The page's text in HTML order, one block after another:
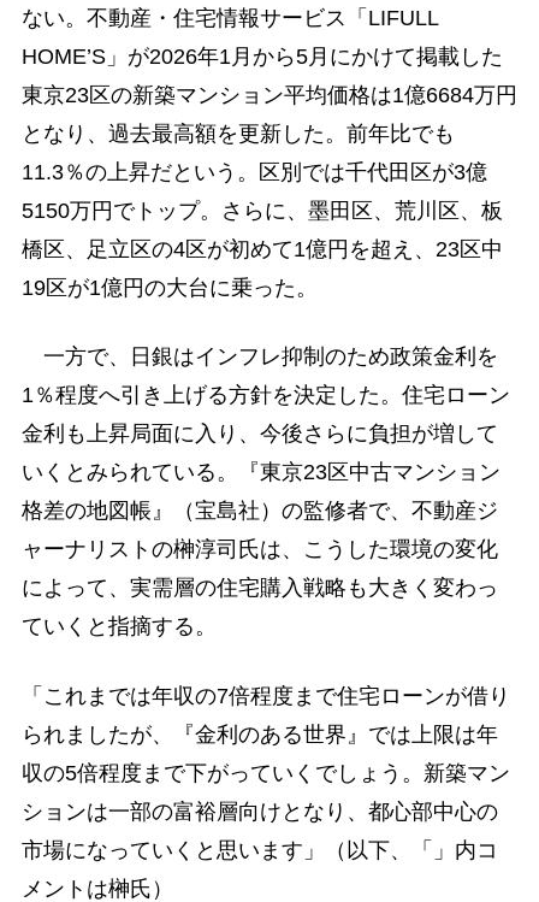
ない。不動産・住宅情報サービス「LIFULL
HOME’S」が2026年1月から5月にかけて掲載した
東京23区の新築マンション平均価格は1億6684万円
となり、過去最高額を更新した。前年比でも
11.3％の上昇だという。区別では千代田区が3億
5150万円でトップ。さらに、墨田区、荒川区、板
橋区、足立区の4区が初めて1億円を超え、23区中
19区が1億円の大台に乗った。
一方で、日銀はインフレ抑制のため政策金利を
1％程度へ引き上げる方針を決定した。住宅ローン
金利も上昇局面に入り、今後さらに負担が増して
いくとみられている。『東京23区中古マンション
格差の地図帳』（宝島社）の監修者で、不動産ジ
ャーナリストの榊淳司氏は、こうした環境の変化
によって、実需層の住宅購入戦略も大きく変わっ
ていくと指摘する。
「これまでは年収の7倍程度まで住宅ローンが借り
られましたが、『金利のある世界』では上限は年
収の5倍程度まで下がっていくでしょう。新築マン
ションは一部の富裕層向けとなり、都心部中心の
市場になっていくと思います」（以下、「」内コ
メントは榊氏）